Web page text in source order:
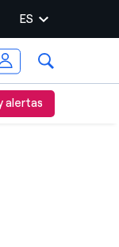
ES
alertas